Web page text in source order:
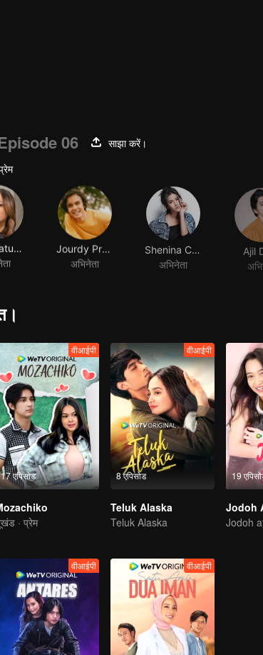
06
साझा करें।
अभिनेता
अभिनेता
Ajil
17 एपिसोड
वीआईपी
· प्रेम
8 एपिसोड
वीआईपी
Teluk Alaska
Teluk Alaska
19
Jodoh
Jodoh
वीआईपी वीआईपी